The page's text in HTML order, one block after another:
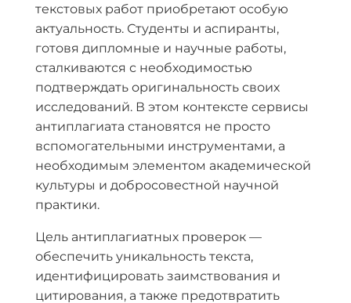
текстовых работ приобретают особую
актуальность. Студенты и аспиранты,
готовя дипломные и научные работы,
сталкиваются с необходимостью
подтверждать оригинальность своих
исследований. В этом контексте сервисы
антиплагиата становятся не просто
вспомогательными инструментами, а
необходимым элементом академической
культуры и добросовестной научной
практики.
Цель антиплагиатных проверок —
обеспечить уникальность текста,
идентифицировать заимствования и
цитирования, а также предотвратить